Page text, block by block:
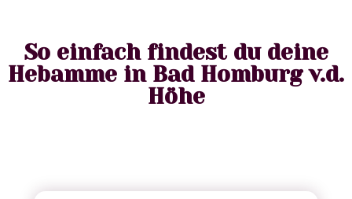
So einfach findest du deine
Hebamme in Bad Homburg v.d.
Höhe